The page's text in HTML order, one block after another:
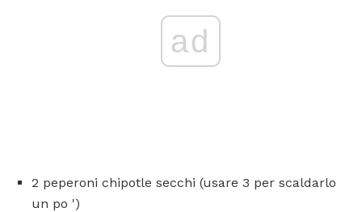
ad
2 peperoni chipotle secchi (usare 3 per scaldarlo
un po ')